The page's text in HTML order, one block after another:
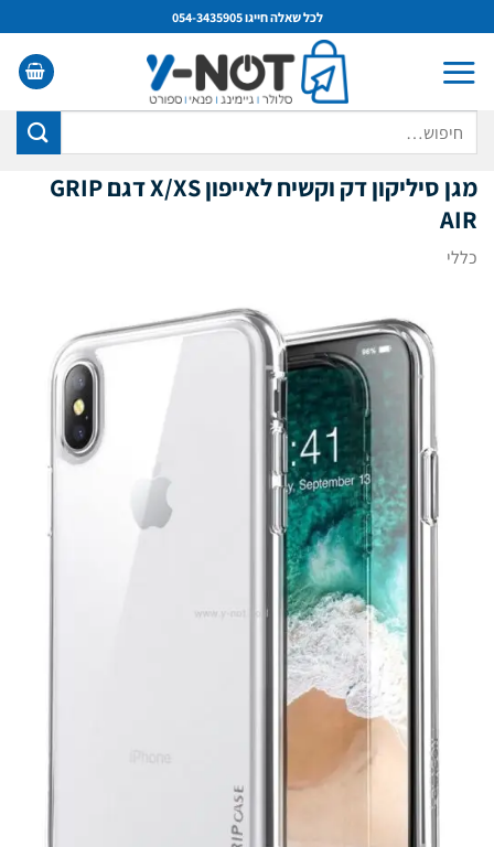
to
content
לכל שאלה חייגו 054-3435905
מגן סיליקון דק וקשיח לאייפון X/XS דגם GRIP
AIR
כללי